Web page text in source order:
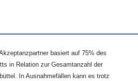
basiert auf 75% des
in Relation zur Gesamtanzahl der
In Ausnahmefällen kann es trotz